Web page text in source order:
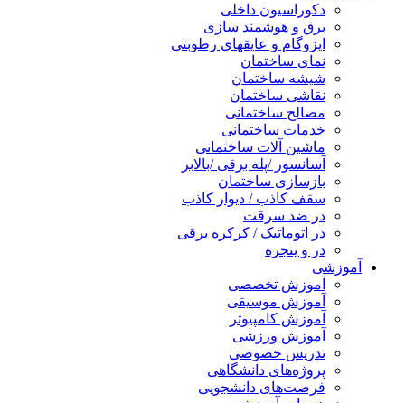
دکوراسیون داخلی
برق و هوشمند سازی
ایزوگام و عایقهای رطوبتی
نمای ساختمان
شیشه ساختمان
نقاشی ساختمان
مصالح ساختمانی
خدمات ساختمانی
ماشین آلات ساختمانی
آسانسور /پله برقی /بالابر
بازسازی ساختمان
سقف کاذب / دیوار کاذب
در ضد سرقت
در اتوماتیک / کرکره برقی
در و پنجره
آموزشی
آموزش تخصصی
آموزش موسیقی
آموزش کامپیوتر
آموزش ورزشی
تدریس خصوصی
پروژه‌های دانشگاهی
فرصت‌های دانشجویی